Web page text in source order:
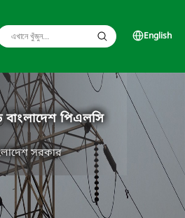
English
বাংলাদেশ পিএলসি
সরকার